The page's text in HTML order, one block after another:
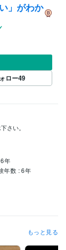
」がわか
ロー49
さい。
年
年数 : 6年
もっと見る